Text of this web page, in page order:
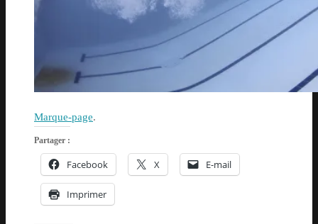
Marque-page.
Partager :
Facebook X E-mail
Imprimer